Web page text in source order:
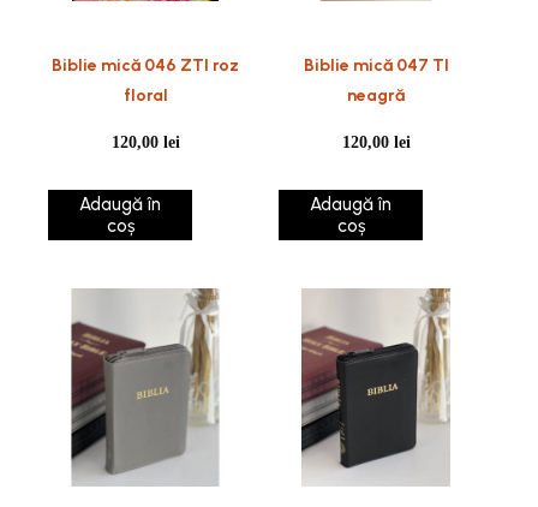
Biblie mică 046 ZTI roz
floral
120,00 lei
Adaugă în
coș
Biblie mică 047 TI
neagră
120,00 lei
Adaugă în
coș